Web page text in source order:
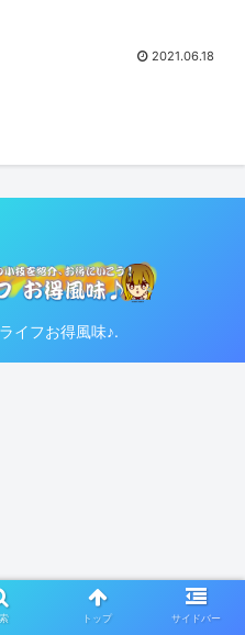
2021.06.18
イフお得風味♪.
トップ サイドバー